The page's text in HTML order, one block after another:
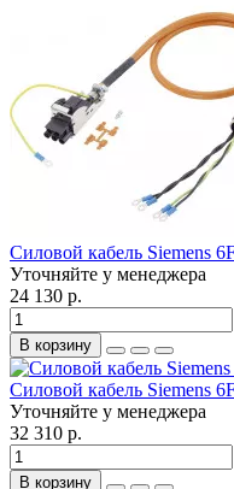
Силовой кабель Siemens
Уточняйте у менеджера
24 130 р.
В корзину
Силовой кабель Siemens
Уточняйте у менеджера
32 310 р.
В корзину